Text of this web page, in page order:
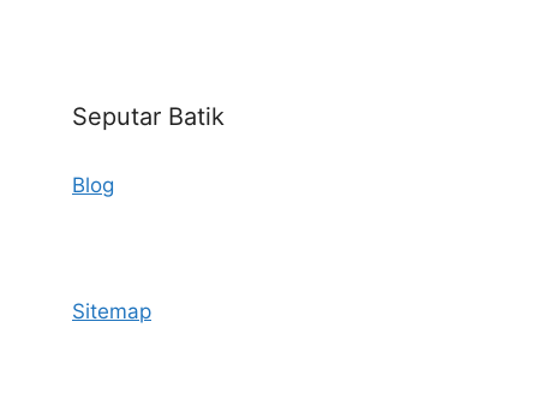
Seputar Batik
Blog
Sitemap